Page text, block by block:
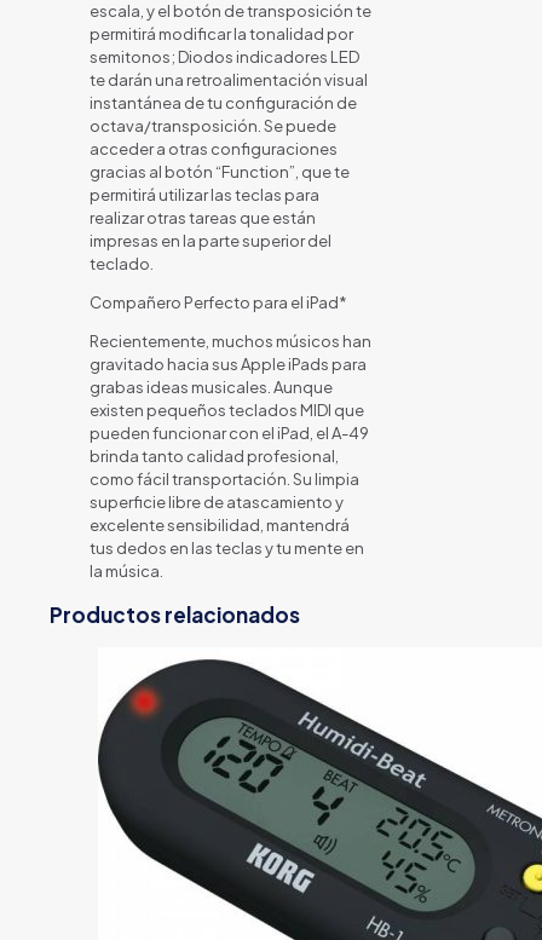
escala, y el botón de transposición te
permitirá modificar la tonalidad por
semitonos; Diodos indicadores LED
te darán una retroalimentación visual
instantánea de tu configuración de
octava/transposición. Se puede
acceder a otras configuraciones
gracias al botón “Function”, que te
permitirá utilizar las teclas para
realizar otras tareas que están
impresas en la parte superior del
teclado.
Compañero Perfecto para el iPad*
Recientemente, muchos músicos han
gravitado hacia sus Apple iPads para
grabas ideas musicales. Aunque
existen pequeños teclados MIDI que
pueden funcionar con el iPad, el A-49
brinda tanto calidad profesional,
como fácil transportación. Su limpia
superficie libre de atascamiento y
excelente sensibilidad, mantendrá
tus dedos en las teclas y tu mente en
la música.
Productos relacionados